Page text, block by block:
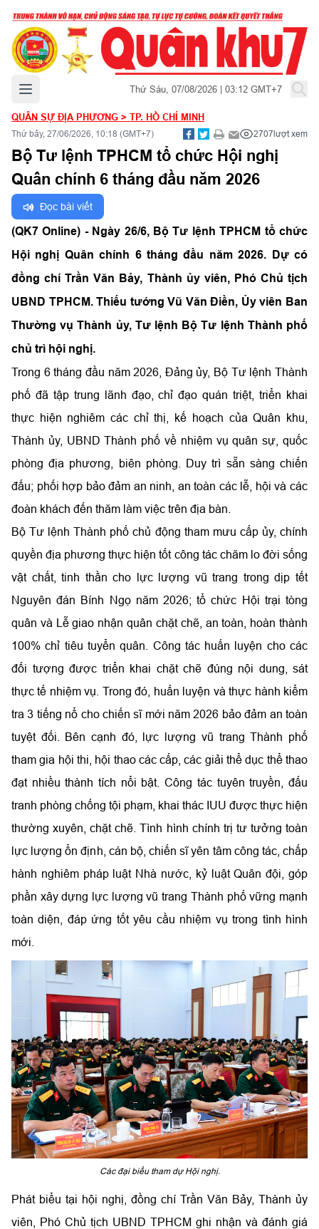
Mở menu chính Thứ Sáu, 07/08/2026 | 03:12 GMT+7
QUÂN SỰ ĐỊA PHƯƠNG > TP. HỒ CHÍ MINH
Thứ bảy, 27/06/2026, 10:18 (GMT+7) 2707lượt xem
Bộ Tư lệnh TPHCM tổ chức Hội nghị
Quân chính 6 tháng đầu năm 2026
Đọc bài viết
(QK7 Online) - Ngày 26/6, Bộ Tư lệnh TPHCM tổ chức
Hội nghị Quân chính 6 tháng đầu năm 2026. Dự có
đồng chí Trần Văn Bảy, Thành ủy viên, Phó Chủ tịch
UBND TPHCM. Thiếu tướng Vũ Văn Điền, Ủy viên Ban
Thường vụ Thành ủy, Tư lệnh Bộ Tư lệnh Thành phố
chủ trì hội nghị.
Trong 6 tháng đầu năm 2026, Đảng ủy, Bộ Tư lệnh Thành
phố đã tập trung lãnh đạo, chỉ đạo quán triệt, triển khai
thực hiện nghiêm các chỉ thị, kế hoạch của Quân khu,
Thành ủy, UBND Thành phố về nhiệm vụ quân sự, quốc
phòng địa phương, biên phòng. Duy trì sẵn sàng chiến
đấu; phối hợp bảo đảm an ninh, an toàn các lễ, hội và các
đoàn khách đến thăm làm việc trên địa bàn.
Bộ Tư lệnh Thành phố chủ động tham mưu cấp ủy, chính
quyền địa phương thực hiện tốt công tác chăm lo đời sống
vật chất, tinh thần cho lực lượng vũ trang trong dịp tết
Nguyên đán Bính Ngọ năm 2026; tổ chức Hội trại tòng
quân và Lễ giao nhận quân chặt chẽ, an toàn, hoàn thành
100% chỉ tiêu tuyển quân. Công tác huấn luyện cho các
đối tượng được triển khai chặt chẽ đúng nội dung, sát
thực tế nhiệm vụ. Trong đó, huấn luyện và thực hành kiểm
tra 3 tiếng nổ cho chiến sĩ mới năm 2026 bảo đảm an toàn
tuyệt đối. Bên cạnh đó, lực lượng vũ trang Thành phố
tham gia hội thi, hội thao các cấp, các giải thể dục thể thao
đạt nhiều thành tích nổi bật. Công tác tuyên truyền, đấu
tranh phòng chống tội phạm, khai thác IUU được thực hiện
thường xuyên, chặt chẽ. Tình hình chính trị tư tưởng toàn
lực lượng ổn định, cán bộ, chiến sĩ yên tâm công tác, chấp
hành nghiêm pháp luật Nhà nước, kỷ luật Quân đội, góp
phần xây dựng lực lượng vũ trang Thành phố vững mạnh
toàn diện, đáp ứng tốt yêu cầu nhiệm vụ trong tình hình
mới.
Các đại biểu tham dự Hội nghị.
Phát biểu tại hội nghị, đồng chí Trần Văn Bảy, Thành ủy
viên, Phó Chủ tịch UBND TPHCM ghi nhận và đánh giá